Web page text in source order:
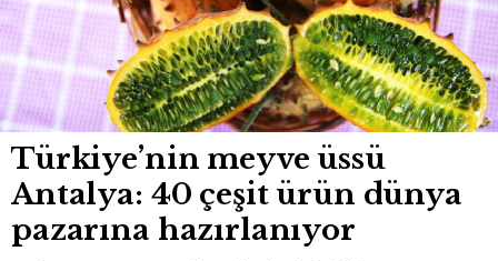
Türkiye’nin meyve üssü
Antalya: 40 çeşit ürün dünya
pazarına hazırlanıyor